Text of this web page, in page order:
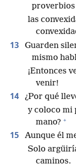
proverbios
las
13
Guarden
mismo
¡Entonces
venir!
14
¿Por qué
y coloco mi
mano? +
15 Aunque él
Solo
caminos.